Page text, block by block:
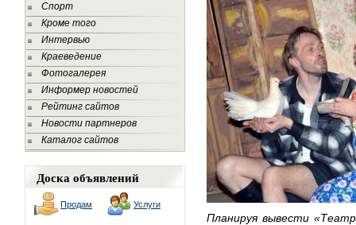
Спорт
Кроме того
Интервью
Краеведение
Фотогалерея
Информер новостей
Рейтинг сайтов
Новости партнеров
Каталог сайтов
Доска объявлений
Продам Услуги
Планируя вывести